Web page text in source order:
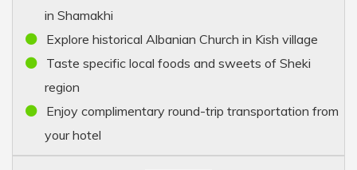
in Shamakhi
Explore historical Albanian Church in Kish village
Taste specific local foods and sweets of Sheki
region
Enjoy complimentary round-trip transportation from
your hotel